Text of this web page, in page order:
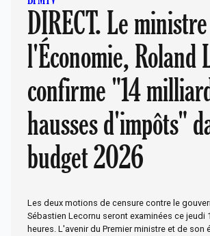
DIRECT. Le
l'Économie, Roland
confirme "14
hausses d'impôts"
budget 2026
Les deux motions de censure contre le
Sébastien Lecornu seront examinées ce jeudi
heures. L'avenir du Premier ministre et de son